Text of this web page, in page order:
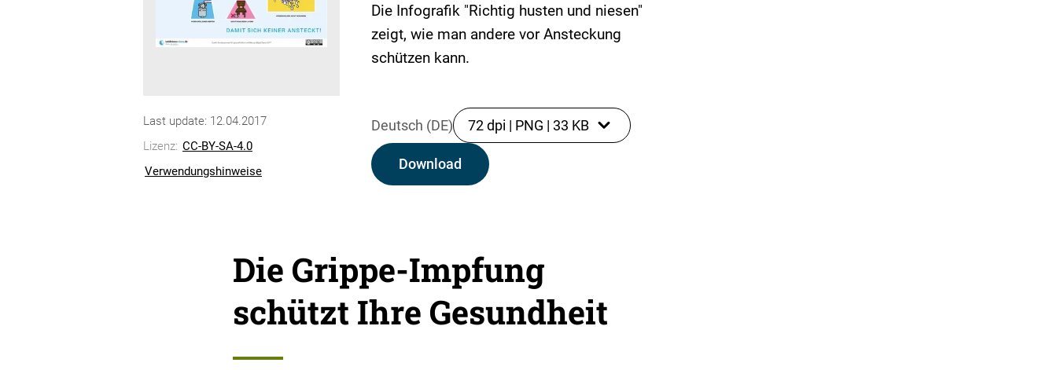
Last update: 12.04.2017
Lizenz: CC-BY-SA-4.0
Verwendungshinweise
Die Infografik "Richtig husten und niesen"
zeigt, wie man andere vor Ansteckung
schützen kann.
Deutsch (DE) 72 dpi | PNG | 33 KB
Download
Die Grippe-Impfung
schützt Ihre Gesundheit